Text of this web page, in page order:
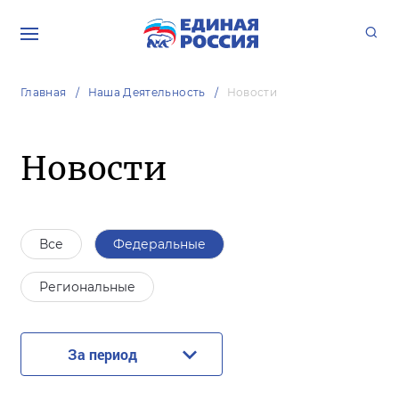
Главная Наша Деятельность Новости
Новости
Все Федеральные
Региональные
За период